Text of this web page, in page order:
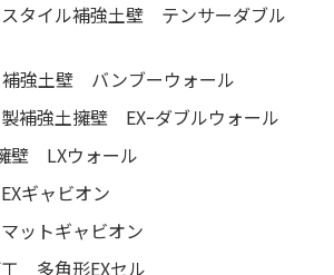
タイル補強土壁 テンサーダブル
強土壁 バンブーウォール
補強土擁壁 EXｰダブルウォール
壁 LXウォール
ギャビオン
ットギャビオン
多角形EXセル